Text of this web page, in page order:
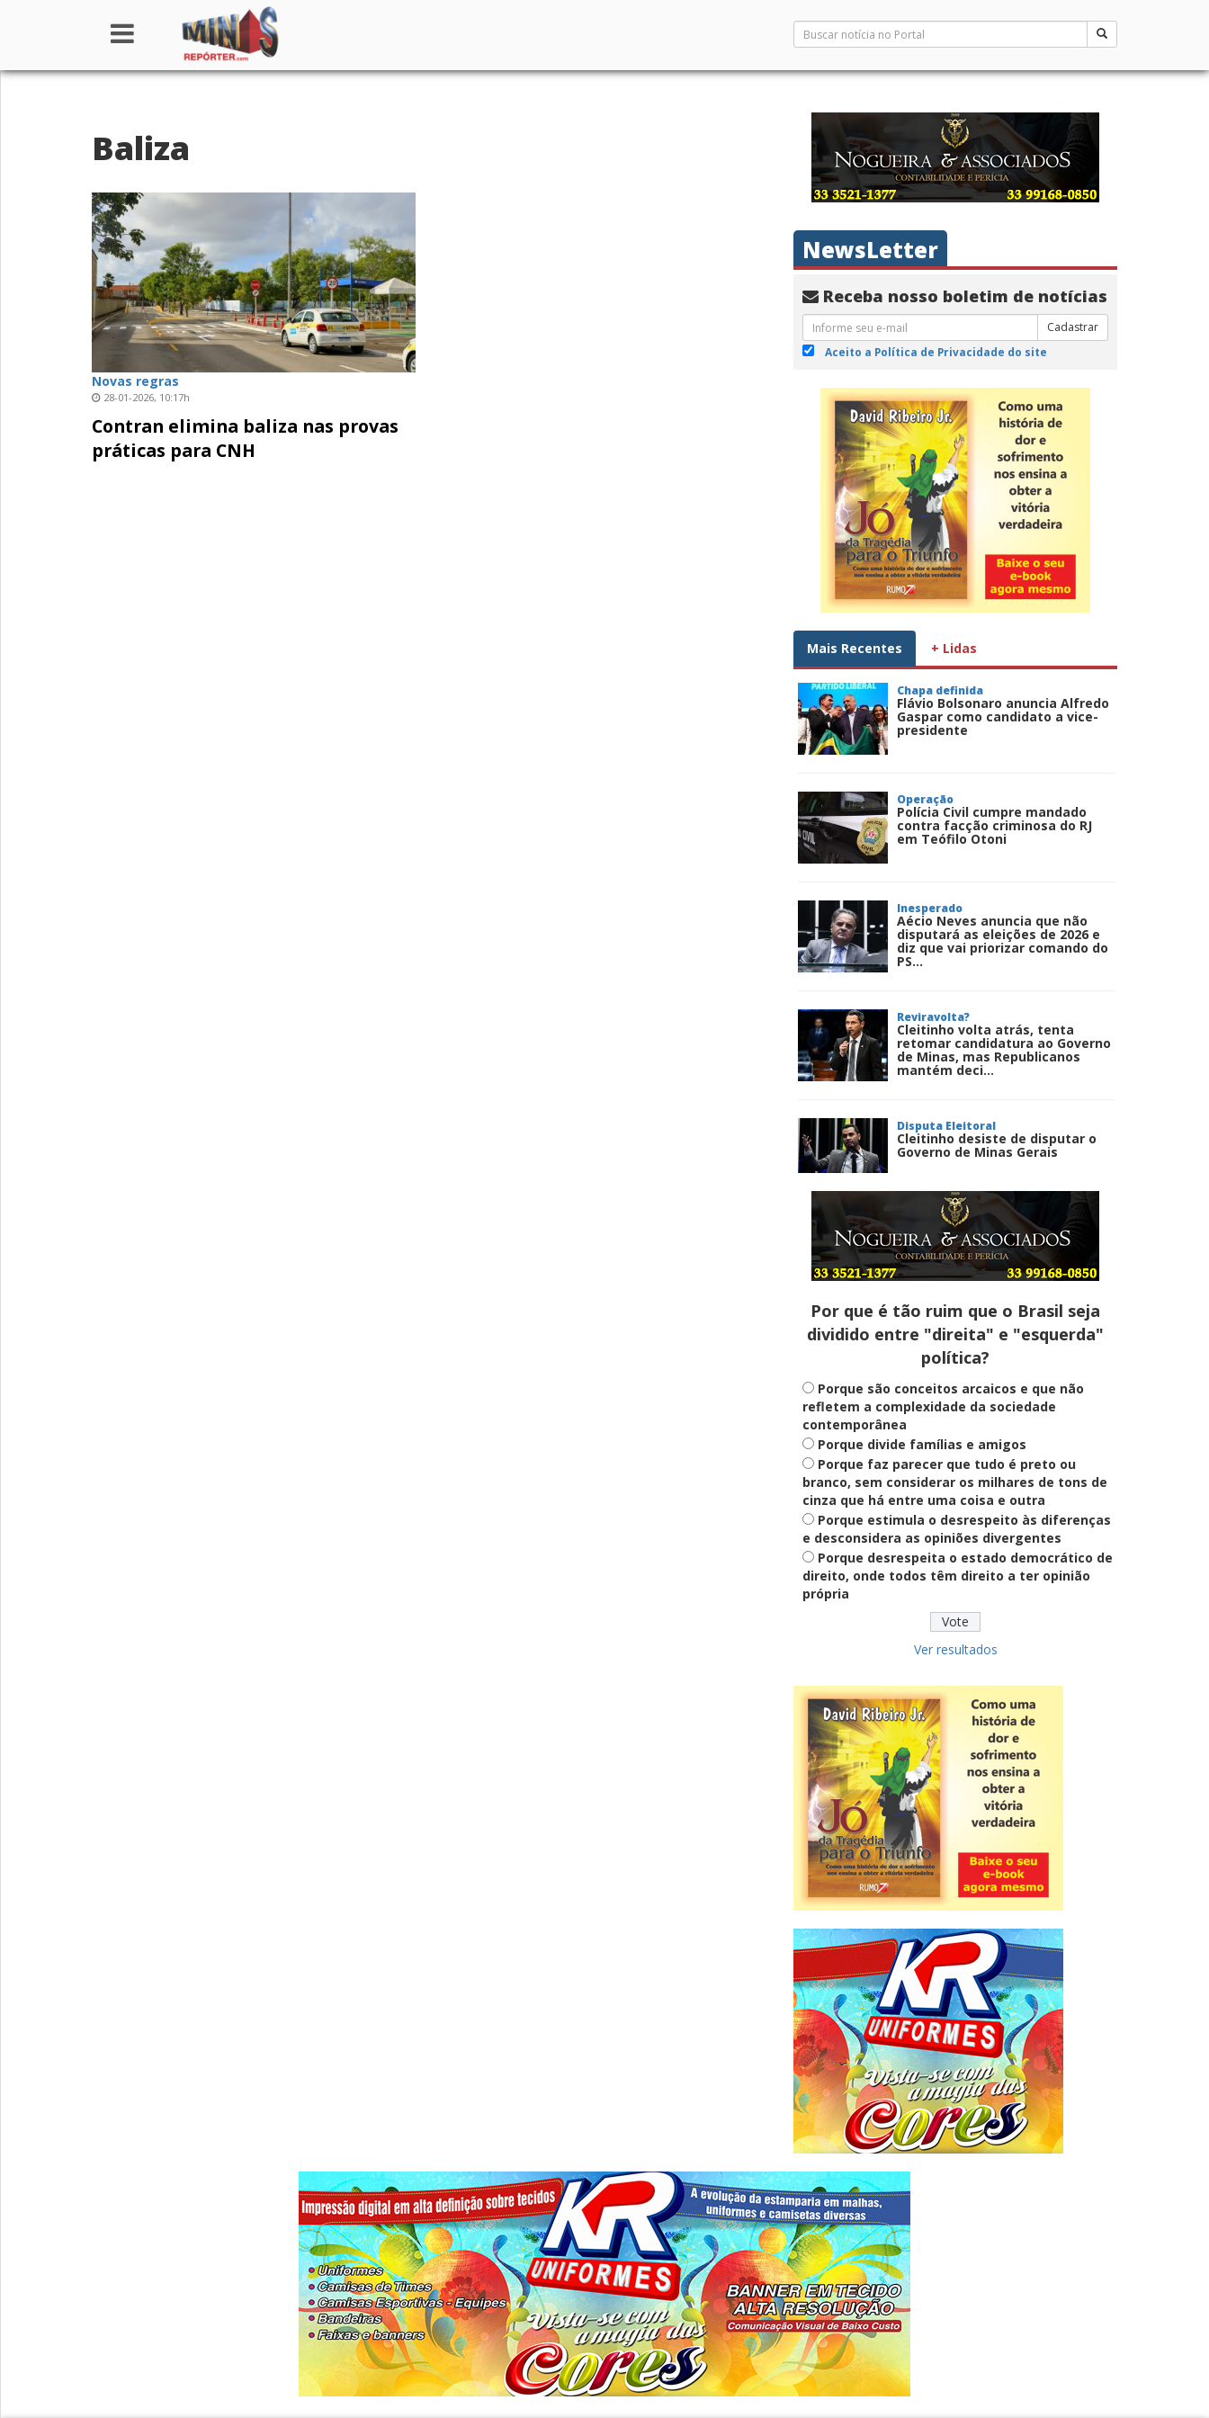
Institucional
Colunistas
Baliza
Novas regras
28-01-2026, 10:17h
Contran elimina baliza nas provas
práticas para CNH
NewsLetter
Receba nosso boletim de notícias
Cadastrar
Aceito a Política de Privacidade do site
Mais Recentes + Lidas
Chapa definida
Flávio Bolsonaro anuncia Alfredo
Gaspar como candidato a vice-
presidente
Operação
Polícia Civil cumpre mandado
contra facção criminosa do RJ
em Teófilo Otoni
Inesperado
Aécio Neves anuncia que não
disputará as eleições de 2026 e
diz que vai priorizar comando do
PS...
Reviravolta?
Cleitinho volta atrás, tenta
retomar candidatura ao Governo
de Minas, mas Republicanos
mantém deci...
Disputa Eleitoral
Cleitinho desiste de disputar o
Governo de Minas Gerais
Entenda
Pix Pensão Alimentícia: entenda
o que é e como solicitar
Saúde Mental
Plataforma oferece escuta em
saúde mental para jovens no SUS
Digital
Definido
PT lança Patrus Ananias como
candidato ao governo de Minas
Gerais
Educação
Fies: pré-selecionados têm até
terça para complementar
CNPJ alfanumérico começa a ser
emitido nesta sexta
ver todas »
Por que é tão ruim que o Brasil seja
dividido entre "direita" e "esquerda"
política?
Porque são conceitos arcaicos e que não
refletem a complexidade da sociedade
contemporânea
Porque divide famílias e amigos
Porque faz parecer que tudo é preto ou
branco, sem considerar os milhares de tons de
cinza que há entre uma coisa e outra
Porque estimula o desrespeito às diferenças
e desconsidera as opiniões divergentes
Porque desrespeita o estado democrático de
direito, onde todos têm direito a ter opinião
própria
Ver resultados